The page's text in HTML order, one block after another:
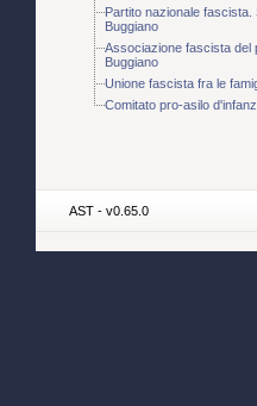
Partito nazionale fascista.
Buggiano
Associazione fascista del
Buggiano
Unione fascista fra le
Comitato pro-asilo
AST - v0.65.0